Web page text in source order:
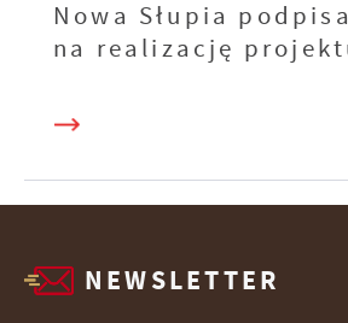
Nowa Słupia
na realizację
NEWSLETTER